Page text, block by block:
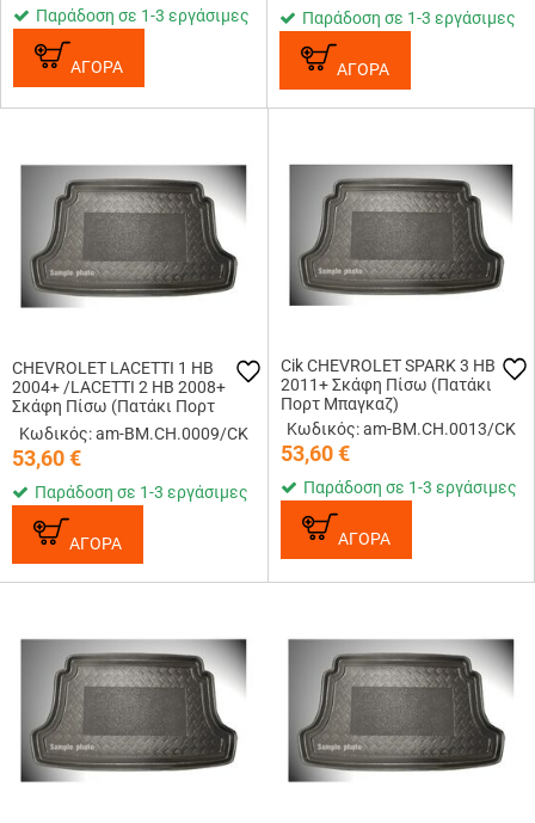
Παράδοση σε 1-3 εργάσιμες
ΑΓΟΡΑ
Παράδοση σε 1-3 εργάσιμες
ΑΓΟΡΑ
CHEVROLET LACETTI 1 HB
2004+ /LACETTI 2 HB 2008+
Σκάφη Πίσω (Πατάκι Πορτ
Μπαγκαζ)
Κωδικός: am-BM.CH.0009/CK
53,60€
Παράδοση σε 1-3 εργάσιμες
ΑΓΟΡΑ
Cik CHEVROLET SPARK 3 HB
2011+ Σκάφη Πίσω (Πατάκι
Πορτ Μπαγκαζ)
Κωδικός: am-BM.CH.0013/CK
53,60€
Παράδοση σε 1-3 εργάσιμες
ΑΓΟΡΑ